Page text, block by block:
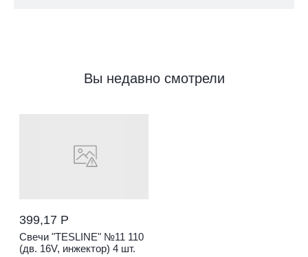
Вы недавно смотрели
399,17 Р
Свечи "TESLINE" №11 110
(дв. 16V, инжектор) 4 шт.